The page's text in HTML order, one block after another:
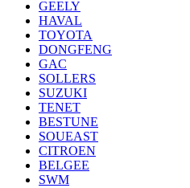
GEELY
HAVAL
TOYOTA
DONGFENG
GAC
SOLLERS
SUZUKI
TENET
BESTUNE
SOUEAST
CITROEN
BELGEE
SWM